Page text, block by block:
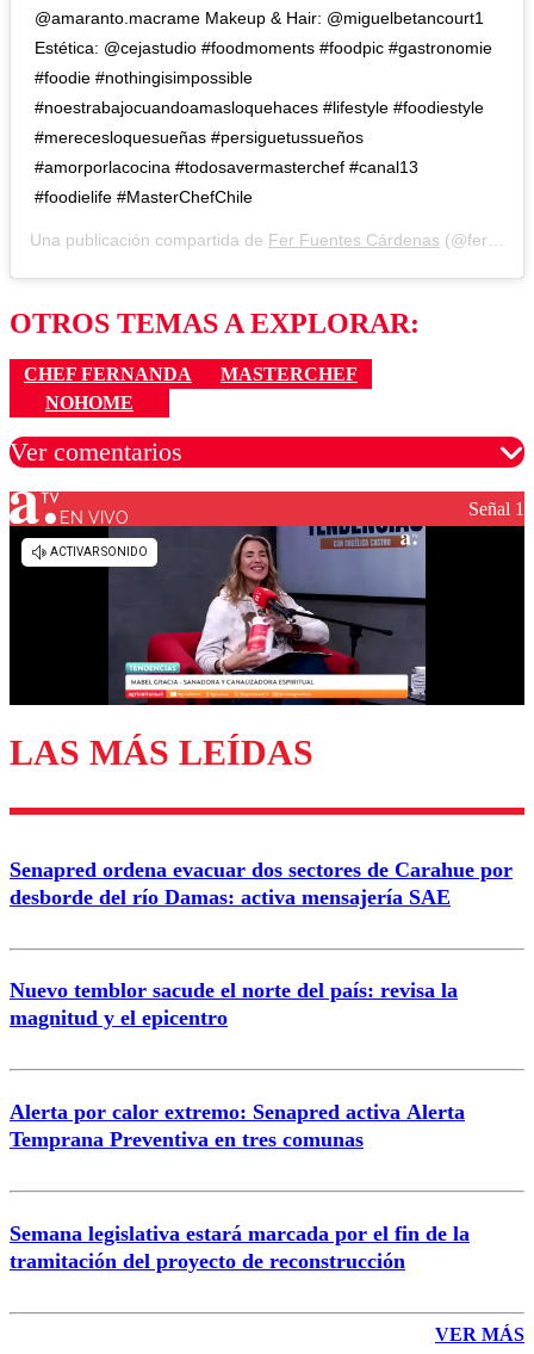
@amaranto.macrame Makeup & Hair: @miguelbetancourt1
Estética: @cejastudio #foodmoments #foodpic #gastronomie
#foodie #nothingisimpossible
#noestrabajocuandoamasloquehaces #lifestyle #foodiestyle
#merecesloquesueñas #persiguetussueños
#amorporlacocina #todosavermasterchef #canal13
#foodielife #MasterChefChile
Una publicación compartida de Fer Fuentes Cárdenas (@ferfuentescardenas) el
OTROS TEMAS A EXPLORAR:
CHEF FERNANDA
MASTERCHEF
NOHOME
Ver comentarios
Los comentarios son moderados para garantizar un
diálogo respetuoso.
Enviar comentario
EN VIVO Señal 1
LAS MÁS LEÍDAS
Senapred ordena evacuar dos sectores de Carahue por
desborde del río Damas: activa mensajería SAE
Nuevo temblor sacude el norte del país: revisa la
magnitud y el epicentro
Alerta por calor extremo: Senapred activa Alerta
Temprana Preventiva en tres comunas
Semana legislativa estará marcada por el fin de la
tramitación del proyecto de reconstrucción
VER MÁS